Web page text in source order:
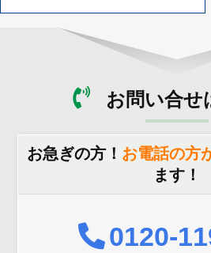
お問い合せ
お急ぎの方！ お電話の方
ます！
0120-